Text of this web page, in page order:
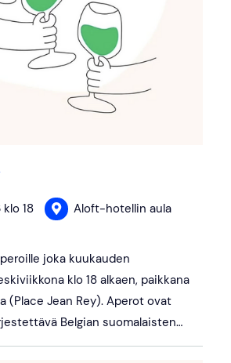
klo 18 Aloft-hotellin aula
joka kuukauden
klo 18 alkaen, paikkana
(Place Jean Rey). Aperot ovat
Belgian suomalaisten…